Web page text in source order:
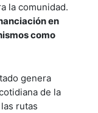
la comunidad.
en
como
genera
de la
rutas